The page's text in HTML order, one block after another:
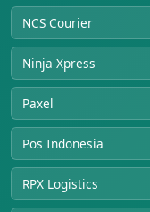
NCS Courier
Ninja Xpress
Paxel
Pos Indonesia
RPX Logistics